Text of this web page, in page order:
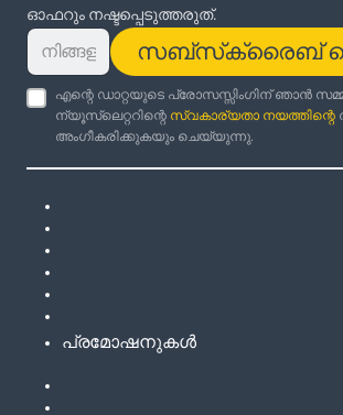
ഓഫറും നഷ്ടപ്പെടുത്തരുത്.
സബ്‌സ്‌ക്രൈബ്
എന്റെ ഡാറ്റയുടെ പ്രോസസ്സിംഗിന് ഞാൻ
ന്യൂസ്‌ലെറ്ററിന്റെ സ്വകാര്യതാ നയത്തിന്റെ
അംഗീകരിക്കുകയും ചെയ്യുന്നു.
പ്രമോഷനുകൾ